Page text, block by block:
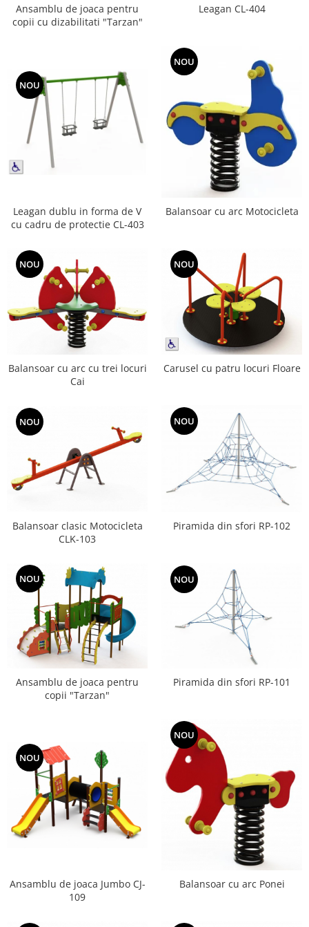
Jocuri cu nisip
Echipamente tematice
Echipamente persoane cu
dizabilitati
Echipament muzical
Animale din cauciuc
SPORT SI FITNESS
Skateboarding
Fotbal si Handbal
Tenis si Volei
Ciclism
Street Workout
Terenuri Multisport
Trasee Ninja
Echipamente fitness
Mese de jocuri
MOBILIER URBAN
Garduri/Imprejmuiri
Panouri pentru informare/Marcaje
Foisoare si pergole
Rastel Biciclete
Banci
Ansamblu de joaca pentru
copii cu dizabilitati "Tarzan"
Leagan CL-404
NOU
Leagan dublu in forma de V
cu cadru de protectie CL-403
NOU
Balansoar cu arc Motocicleta
NOU
Balansoar cu arc cu trei locuri
Cai
NOU
Carusel cu patru locuri Floare
NOU
Balansoar clasic Motocicleta
CLK-103
NOU
Piramida din sfori RP-102
NOU
Ansamblu de joaca pentru
copii "Tarzan"
NOU
Piramida din sfori RP-101
NOU
Ansamblu de joaca Jumbo CJ-
109
NOU
Balansoar cu arc Ponei